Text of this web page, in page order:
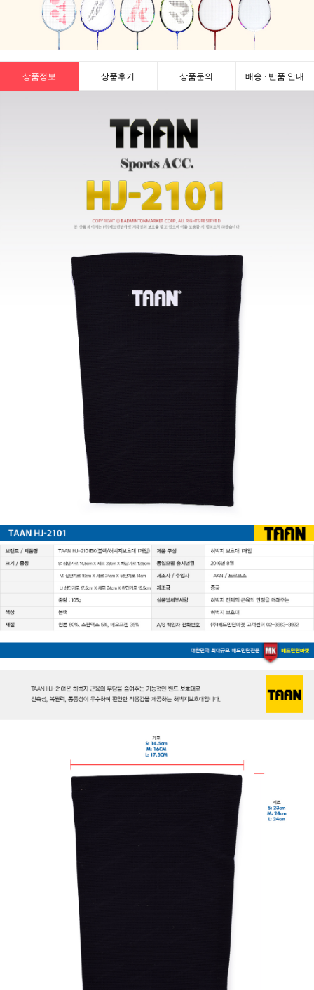
상품정보 상품후기 상품문의 배송 · 반품 안내